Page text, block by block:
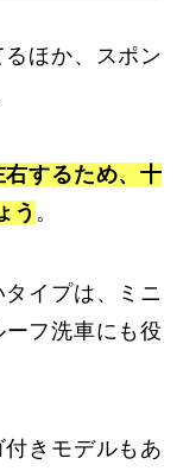
ほか、スポン
するため、十
う 。
イプは、ミニ
フ洗車にも役
きモデルもあ